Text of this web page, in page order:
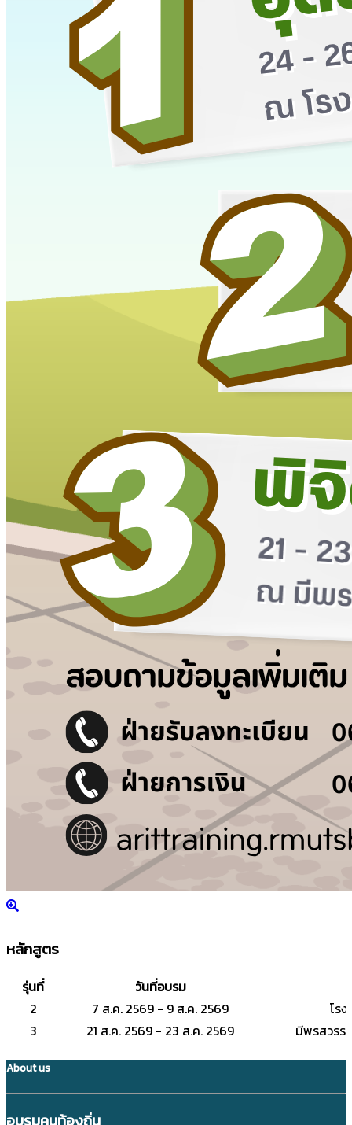
หลักสูตร
รุ่นที่
วันที่อบรม
2
7 ส.ค. 2569 - 9 ส.ค. 2569
โร
3
21 ส.ค. 2569 - 23 ส.ค. 2569 มีพรสวรร
About us
อบรมคนท้องถิ่น